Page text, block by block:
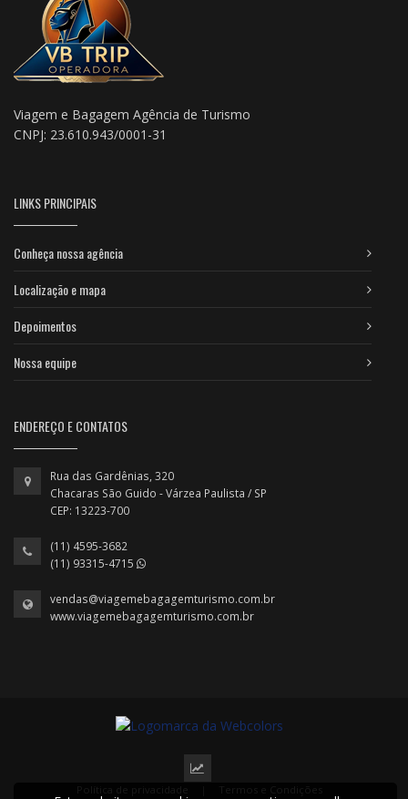
Viagem e Bagagem Agência de Turismo
CNPJ: 23.610.943/0001-31
LINKS PRINCIPAIS
Conheça nossa agência
Localização e mapa
Depoimentos
Nossa equipe
ENDEREÇO E CONTATOS
Rua das Gardênias, 320
Chacaras São Guido - Várzea Paulista / SP
CEP: 13223-700
(11) 4595-3682
(11) 93315-4715
vendas@viagemebagagemturismo.com.br
www.viagemebagagemturismo.com.br